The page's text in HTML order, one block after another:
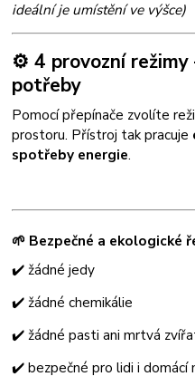
ideální je umístění ve výšce)
⚙️ 4 provozní režimy
potřeby
Pomocí přepínače zvolíte
prostoru. Přístroj tak pracuje
spotřeby energie.
🌱 Bezpečné a ekologické
✔️ žádné jedy
✔️ žádné chemikálie
✔️ žádné pasti ani mrtvá
✔️ bezpečné pro lidi i domácí